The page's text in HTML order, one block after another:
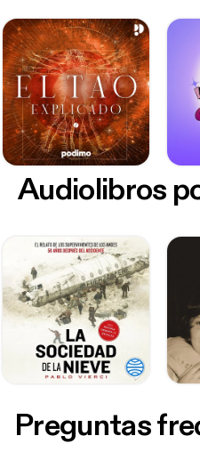
Audiolibros
Preguntas